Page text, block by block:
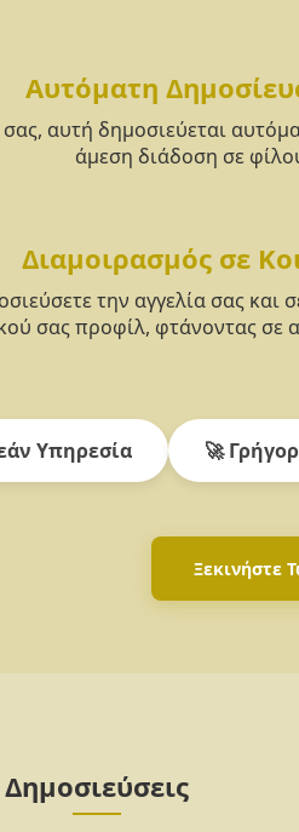
Αυτόματη
αυτή δημοσιεύεται
άμεση διάδοση σε
Διαμοιρασμός σε
την αγγελία σας
σας προφίλ, φτάνοντας σε
Υπηρεσία 🚀
Ξεκινήστε
Δημοσιεύσεις